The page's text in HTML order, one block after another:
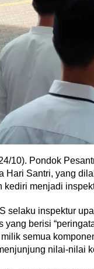
10). Pondok
Hari Santri, yang
kediri menjadi
selaku inspektur
yang berisi
semua
nilai-nilai